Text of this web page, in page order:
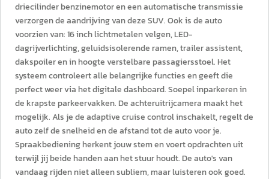
driecilinder benzinemotor en een automatische transmissie
verzorgen de aandrijving van deze SUV. Ook is de auto
voorzien van: 16 inch lichtmetalen velgen, LED-
dagrijverlichting, geluidsisolerende ramen, trailer assistent,
dakspoiler en in hoogte verstelbare passagiersstoel. Het
systeem controleert alle belangrijke functies en geeft die
perfect weer via het digitale dashboard. Soepel inparkeren in
de krapste parkeervakken. De achteruitrijcamera maakt het
mogelijk. Als je de adaptive cruise control inschakelt, regelt de
auto zelf de snelheid en de afstand tot de auto voor je.
Spraakbediening herkent jouw stem en voert opdrachten uit
terwijl jij beide handen aan het stuur houdt. De auto's van
vandaag rijden niet alleen subliem, maar luisteren ook goed.